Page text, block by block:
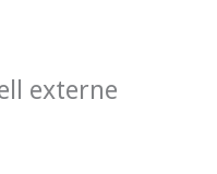
externe